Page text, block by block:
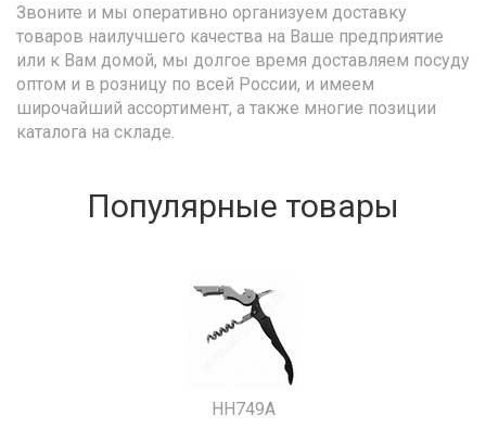
Звоните и мы оперативно организуем доставку
товаров наилучшего качества на Ваше предприятие
или к Вам домой, мы долгое время доставляем посуду
оптом и в розницу по всей России, и имеем
широчайший ассортимент, а также многие позиции
каталога на складе.
Популярные товары
HH749A